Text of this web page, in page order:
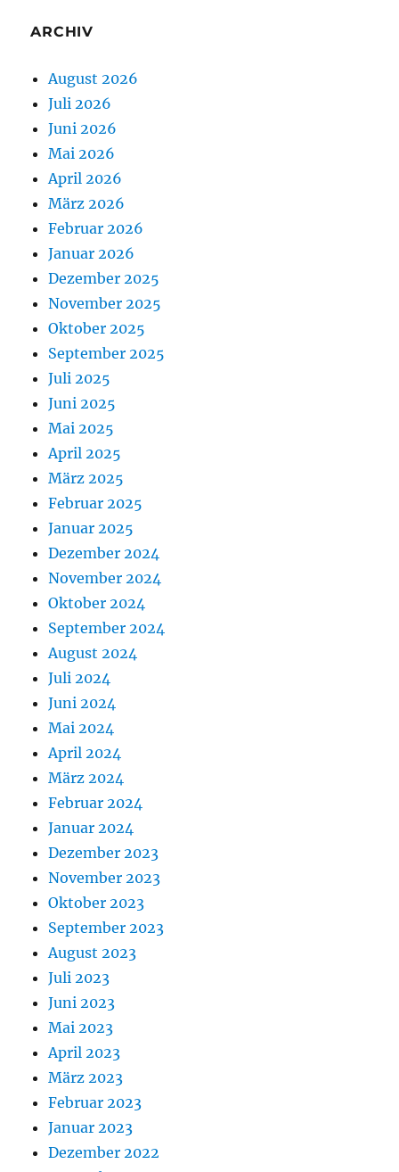
ARCHIV
August 2026
Juli 2026
Juni 2026
Mai 2026
April 2026
März 2026
Februar 2026
Januar 2026
Dezember 2025
November 2025
Oktober 2025
September 2025
Juli 2025
Juni 2025
Mai 2025
April 2025
März 2025
Februar 2025
Januar 2025
Dezember 2024
November 2024
Oktober 2024
September 2024
August 2024
Juli 2024
Juni 2024
Mai 2024
April 2024
März 2024
Februar 2024
Januar 2024
Dezember 2023
November 2023
Oktober 2023
September 2023
August 2023
Juli 2023
Juni 2023
Mai 2023
April 2023
März 2023
Februar 2023
Januar 2023
Dezember 2022